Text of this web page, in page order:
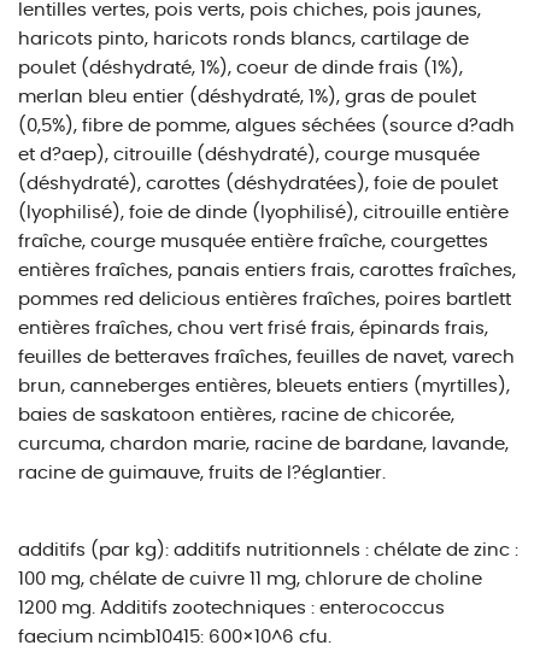
lentilles vertes, pois verts, pois chiches, pois jaunes,
haricots pinto, haricots ronds blancs, cartilage de
poulet (déshydraté, 1%), coeur de dinde frais (1%),
merlan bleu entier (déshydraté, 1%), gras de poulet
(0,5%), fibre de pomme, algues séchées (source d?adh
et d?aep), citrouille (déshydraté), courge musquée
(déshydraté), carottes (déshydratées), foie de poulet
(lyophilisé), foie de dinde (lyophilisé), citrouille entière
fraîche, courge musquée entière fraîche, courgettes
entières fraîches, panais entiers frais, carottes fraîches,
pommes red delicious entières fraîches, poires bartlett
entières fraîches, chou vert frisé frais, épinards frais,
feuilles de betteraves fraîches, feuilles de navet, varech
brun, canneberges entières, bleuets entiers (myrtilles),
baies de saskatoon entières, racine de chicorée,
curcuma, chardon marie, racine de bardane, lavande,
racine de guimauve, fruits de l?églantier.
additifs (par kg): additifs nutritionnels : chélate de zinc :
100 mg, chélate de cuivre 11 mg, chlorure de choline
1200 mg. Additifs zootechniques : enterococcus
faecium ncimb10415: 600×10^6 cfu.